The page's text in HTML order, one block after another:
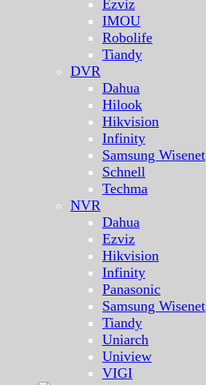
Ezviz
IMOU
Robolife
Tiandy
DVR
Dahua
Hilook
Hikvision
Infinity
Samsung Wisenet
Schnell
Techma
NVR
Dahua
Ezviz
Hikvision
Infinity
Panasonic
Samsung Wisenet
Tiandy
Uniarch
Uniview
VIGI